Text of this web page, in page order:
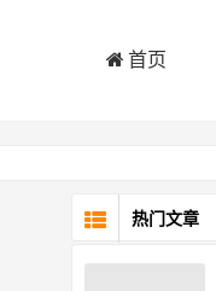
首页
热门文章